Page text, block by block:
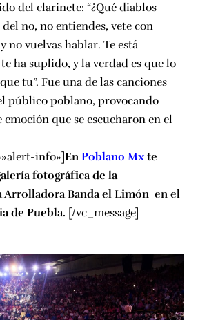
del clarinete: “¿Qué diablos
no, no entiendes, vete con
no vuelvas hablar. Te está
ha suplido, y la verdad es que lo
tu”. Fue una de las canciones
público poblano, provocando
emoción que se escucharon en el
info»]En Poblano Mx te
fotográfica de la
Arrolladora Banda el Limón en el
de Puebla. [/vc_message]